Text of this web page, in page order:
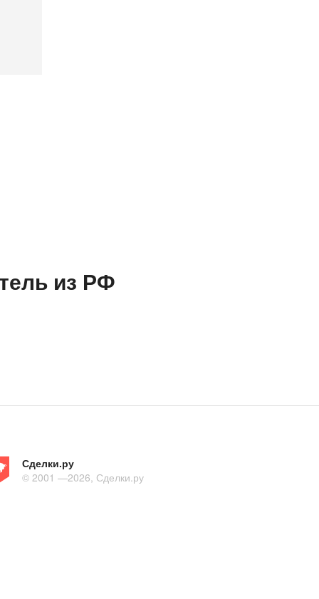
из РФ
Сделки.ру
© 2001 —2026, Сделки.ру